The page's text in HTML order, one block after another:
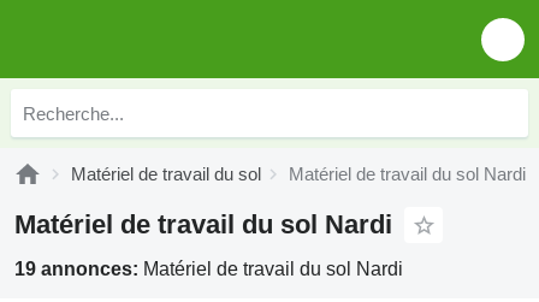
Matériel de travail du sol Matériel de travail du sol Nardi
Matériel de travail du sol Nardi
19 annonces: Matériel de travail du sol Nardi